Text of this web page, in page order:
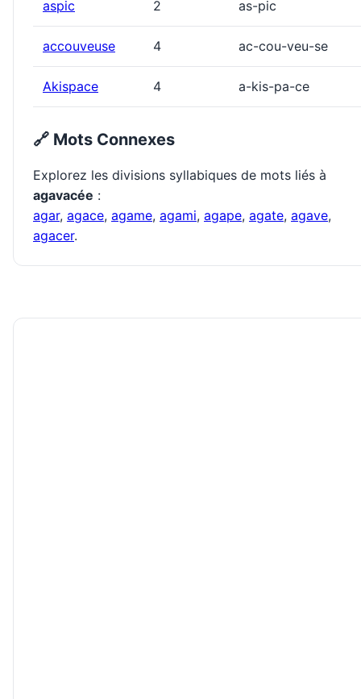
aspic 2 as-pic
accouveuse 4 ac-cou-veu-se
Akispace 4 a-kis-pa-ce
🔗 Mots Connexes
Explorez les divisions syllabiques de mots liés à
agavacée :
agar, agace, agame, agami, agape, agate, agave,
agacer.